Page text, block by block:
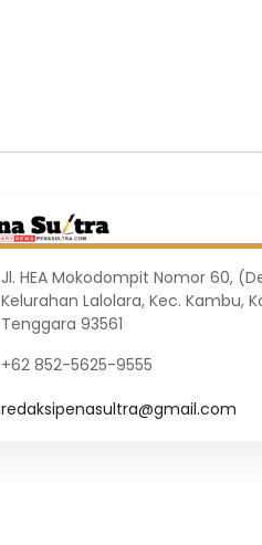
Jl. HEA Mokodompit Nomor 60,
Kelurahan Lalolara, Kec. Kambu,
Tenggara 93561
+62 852-5625-9555
redaksipenasultra@gmail.com